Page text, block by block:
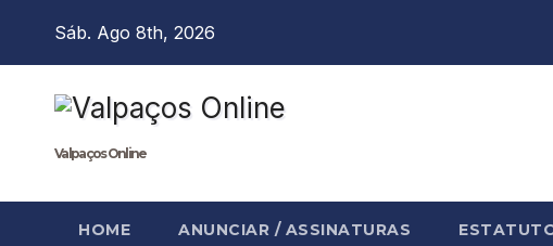
Sáb. Ago 8th, 2026
Valpaços Online
HOME ANUNCIAR / ASSINATURAS